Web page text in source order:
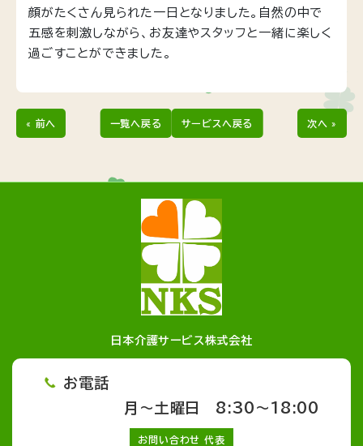
顔がたくさん見られた一日となりました。自然の中で
五感を刺激しながら、お友達やスタッフと一緒に楽しく
過ごすことができました。
« 前へ 一覧へ戻る サービスへ戻る 次へ »
日本介護サービス株式会社
お電話
月～土曜日 8:30～18:00
お問い合わせ 代表